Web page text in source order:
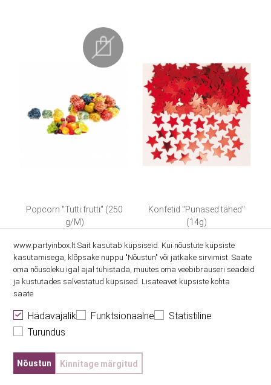
Popcorn "Tutti frutti" (250
g/M)
5.30€
Konfetid "Punased tähed"
(14g)
2.50€
www.partyinbox.lt Sait kasutab küpsiseid. Kui nõustute küpsiste
kasutamisega, klõpsake nuppu "Nõustun" või jätkake sirvimist. Saate
oma nõusoleku igal ajal tühistada, muutes oma veebibrauseri seadeid
ja kustutades salvestatud küpsised. Lisateavet küpsiste kohta
saate
Hädavajalik Funktsionaalne
Statistiline
Turundus
Nõustun Kinnitage märgitud